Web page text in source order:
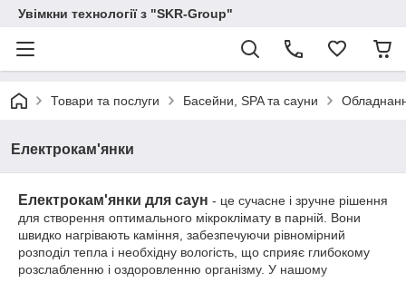
Увімкни технології з "SKR-Group"
Товари та послуги Басейни, SPA та сауни
Електрокам'янки
Електрокам'янки для саун - це сучасне і зручне рішення
для створення оптимального мікроклімату в парній. Вони
швидко нагрівають каміння, забезпечуючи рівномірний
розподіл тепла і необхідну вологість, що сприяє глибокому
розслабленню і оздоровленню організму. У нашому